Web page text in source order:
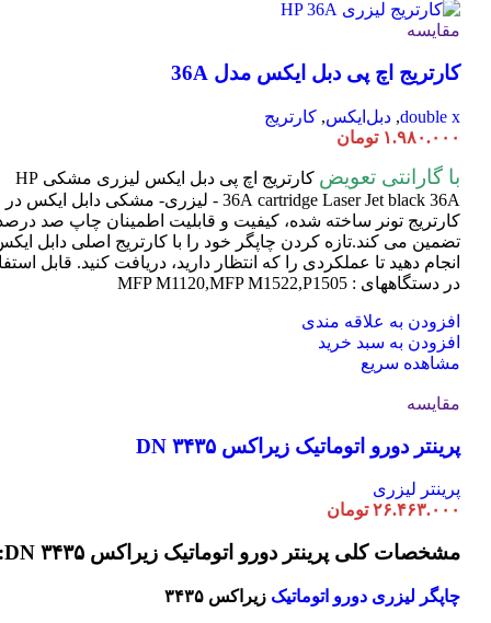
مقایسه
کارتریج اچ پی دبل ایکس مدل 36A
double x
, دبل‌ایکس, کارتریج
۱.۹۸۰.۰۰۰ تومان
با گارانتی تعویض
کارتریج اچ پی دبل ایکس لیزری مشکی HP
36A cartridge Laser
Jet black 36A - لیزری- مشکی دابل ایکس در
کارتریج تونر ساخته شده، کیفیت و قابلیت اطمینان چاپ صد
تضمین می کند.تازه کردن چاپگر خود را با کارتریج اصلی دابل
انجام دهید تا عملکردی را که انتظار دارید، دریافت کنید. قابل
در دستگاههای : MFP M1120,MFP M1522,P1505
افزودن به علاقه مندی
افزودن به سبد خرید
مشاهده سریع
مقایسه
پرینتر دورو اتوماتیک زیراکس DN ۳۴۳۵
پرینتر لیزری
۲۶.۴۶۳.۰۰۰ تومان
مشخصات کلی پرینتر دورو اتوماتیک زیراکس DN ۳۴۳۵:
چاپگر لیزری دورو اتوماتیک زیراکس ۳۴۳۵